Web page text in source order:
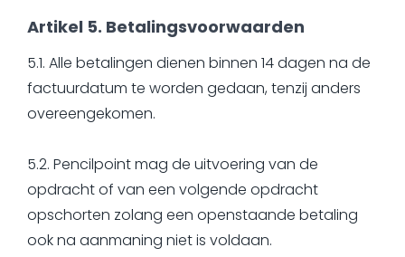
Artikel 5. Betalingsvoorwaarden
5.1. Alle betalingen dienen binnen 14 dagen na de
factuurdatum te worden gedaan, tenzij anders
overeengekomen.
5.2. Pencilpoint mag de uitvoering van de
opdracht of van een volgende opdracht
opschorten zolang een openstaande betaling
ook na aanmaning niet is voldaan.